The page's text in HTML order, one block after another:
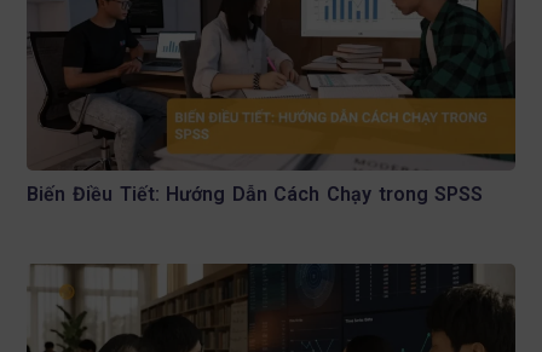
Biến Điều Tiết: Hướng Dẫn Cách Chạy trong SPSS